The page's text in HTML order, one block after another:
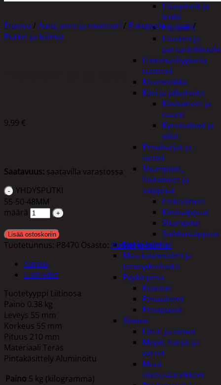
Hiuspinnit ja
lenkit
Hiusvärit
Hiusten ja
Hammashygienia
tuotteet
Kosmetiikka
Käsi ja jalkahoito
Käsivoiteet ja
rasvat
Kynsisakset ja
viilat
Pesuharjat ja -
sienet
Shampoot,
hoitaineet ja
saippuat
Hoitoaineet
Käsisaippuat
Shampoot
Suihkusaippuat
Hyvinvointi
Muu kauneuden ja
terveydenhoito
Pyykinpesu
Kuivaus
Pesuaineet
Pesupussit
Siivous
Liinat ja sienet
Mopit, harjat ja
varret
Muut
siivoustarvikkeet
Etusivu / Auto, vene ja moottori / Pakoputken osat/
Putket ja kulmat
9,99 €
Saatavuus: saatavilla varastossa
YHDYSPUTKI
55-50-48MM
määrä
Lisää ostoskoriin
Tuotetunnus: P8470 Osasto: Putket ja kulmat
Kuvaus
Lisätiedot
Tuotetyyppi Liitinosa
Paino 0.38 kg
Leveys 55 mm
Korkeus 55 mm
Pituus 210 mm
Materiaali Teräs
Pintakäsittely Aluminoitu
Paino 5 kg (kilogramma)